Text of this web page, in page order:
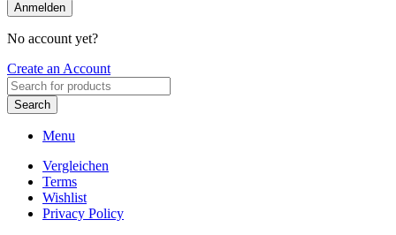
Anmelden
No account yet?
Create an Account
Search
Menu
Vergleichen
Terms
Wishlist
Privacy Policy